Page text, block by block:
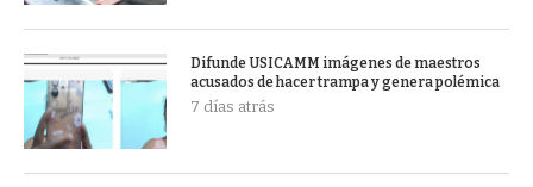
Difunde USICAMM imágenes de maestros
acusados de hacer trampa y genera polémica
7 días atrás